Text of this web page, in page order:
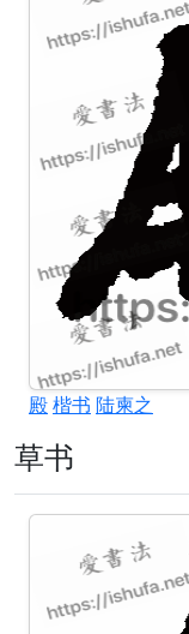
殿楷书 陆柬之
草书